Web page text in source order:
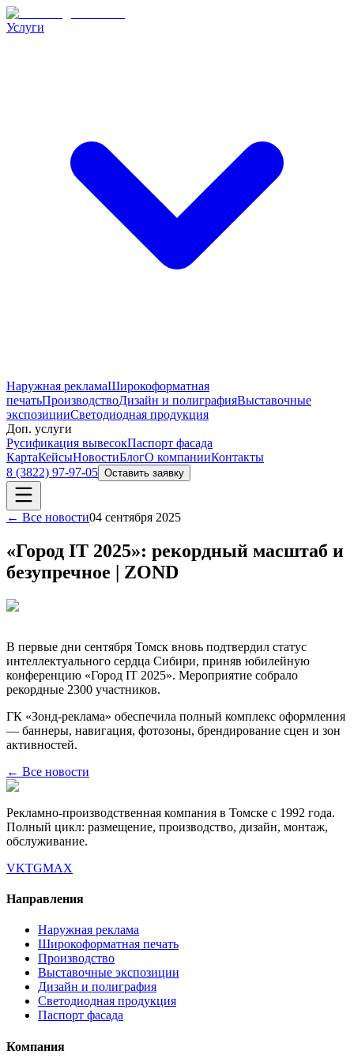
Услуги
Наружная рекламаШирокоформатная
печатьПроизводствоДизайн и полиграфияВыставочные
экспозицииСветодиодная продукция
Доп. услуги
Русификация вывесокПаспорт фасада
КартаКейсыНовостиБлогО компанииКонтакты
8 (3822) 97-97-05 Оставить заявку
← Все новости04 сентября 2025
«Город IT 2025»: рекордный масштаб и
безупречное | ZOND
В первые дни сентября Томск вновь подтвердил статус
интеллектуального сердца Сибири, приняв юбилейную
конференцию «Город IT 2025». Мероприятие собрало
рекордные 2300 участников.
ГК «Зонд-реклама» обеспечила полный комплекс оформления
— баннеры, навигация, фотозоны, брендирование сцен и зон
активностей.
← Все новости
Рекламно-производственная компания в Томске с 1992 года.
Полный цикл: размещение, производство, дизайн, монтаж,
обслуживание.
VKTGMAX
Направления
Наружная реклама
Широкоформатная печать
Производство
Выставочные экспозиции
Дизайн и полиграфия
Светодиодная продукция
Паспорт фасада
Компания